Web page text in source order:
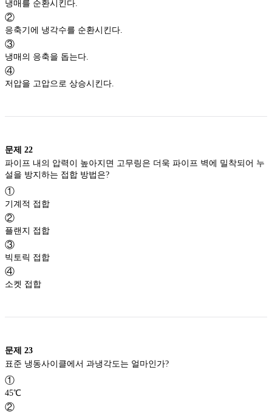
냉매를 순환시킨다.
②
응축기에 냉각수를 순환시킨다.
③
냉매의 응축을 돕는다.
④
저압을 고압으로 상승시킨다.
문제 22
파이프 내의 압력이 높아지면 고무링은 더욱 파이프 벽에 밀착되어 누
①
기계적 접합
②
플랜지 접합
③
빅토릭 접합
④
소켓 접합
문제 23
①
45℃
②